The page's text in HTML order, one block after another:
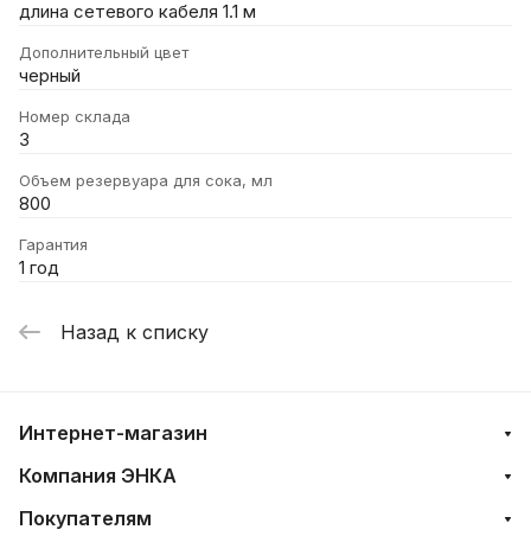
длина сетевого кабеля 1.1 м
Дополнительный цвет
черный
Номер склада
3
Объем резервуара для сока, мл
800
Гарантия
1 год
Назад к списку
Интернет-магазин
Компания ЭНКА
Покупателям